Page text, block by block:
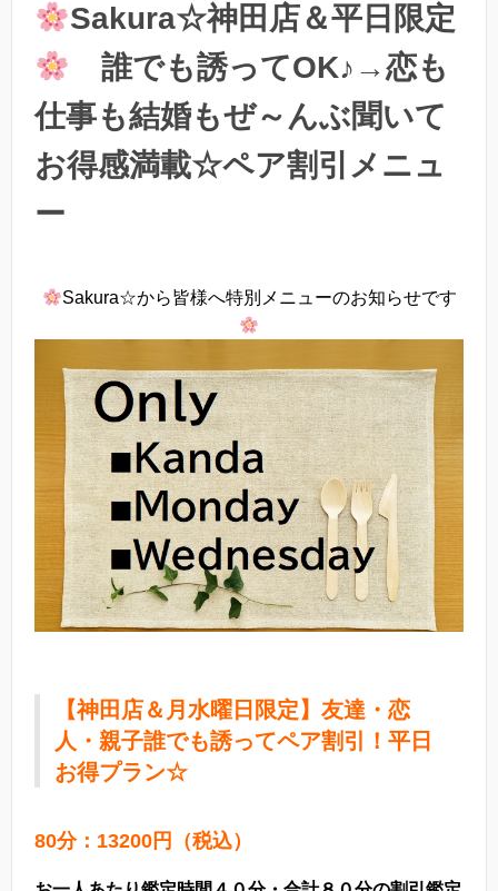
Sakura☆神田店＆平日限定
誰でも誘ってOK♪→恋も
仕事も結婚もぜ～んぶ聞いて
お得感満載☆ペア割引メニュ
ー
Sakura☆から皆様へ特別メニューのお知らせです
【神田店＆月水曜日限定】友達・恋
人・親子誰でも誘ってペア割引！平日
お得プラン☆
80分：13200円（税込）